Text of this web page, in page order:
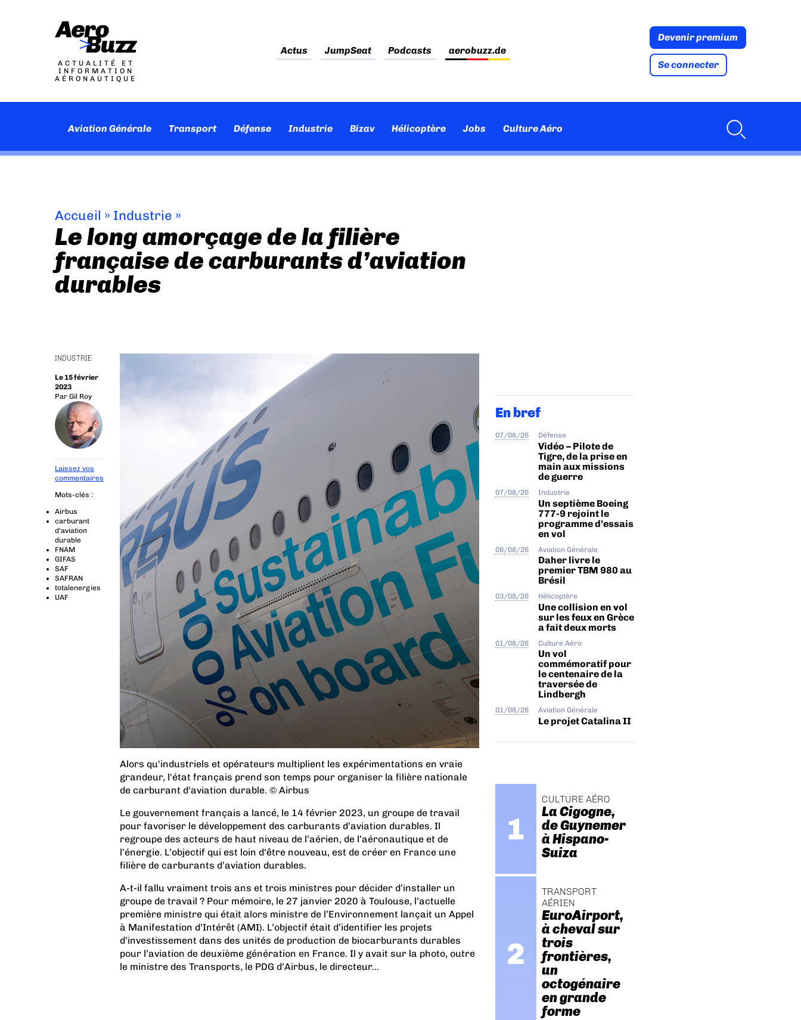
ACTUALITÉ ET
INFORMATION
AÉRONAUTIQUE
Actus JumpSeat Podcasts aerobuzz.de
Devenir premium
Se connecter
Aviation Générale Transport Défense Industrie Bizav Hélicoptère Jobs Culture Aéro
Accueil » Industrie »
Le long amorçage de la filière
française de carburants d’aviation
durables
INDUSTRIE
Le 15 février
2023
Par Gil Roy
Laissez vos
commentaires
Mots-clés :
Airbus
carburant
d'aviation
durable
FNAM
GIFAS
SAF
SAFRAN
totalenergies
UAF
Alors qu'industriels et opérateurs multiplient les expérimentations en vraie
grandeur, l'état français prend son temps pour organiser la filière nationale
de carburant d'aviation durable. © Airbus
Le gouvernement français a lancé, le 14 février 2023, un groupe de travail
pour favoriser le développement des carburants d’aviation durables. Il
regroupe des acteurs de haut niveau de l’aérien, de l’aéronautique et de
l’énergie. L’objectif qui est loin d'être nouveau, est de créer en France une
filière de carburants d’aviation durables.
A-t-il fallu vraiment trois ans et trois ministres pour décider d’installer un
groupe de travail ? Pour mémoire, le 27 janvier 2020 à Toulouse, l’actuelle
première ministre qui était alors ministre de l’Environnement lançait un Appel
à Manifestation d’Intérêt (AMI). L’objectif était d’identifier les projets
d’investissement dans des unités de production de biocarburants durables
pour l’aviation de deuxième génération en France. Il y avait sur la photo, outre
le ministre des Transports, le PDG d’Airbus, le directeur...
En bref
07/08/26 Défense
Vidéo – Pilote de
Tigre, de la prise en
main aux missions
de guerre
07/08/26 Industrie
Un septième Boeing
777-9 rejoint le
programme d’essais
en vol
06/08/26 Aviation Générale
Daher livre le
premier TBM 980 au
Brésil
03/08/26 Hélicoptère
Une collision en vol
sur les feux en Grèce
a fait deux morts
01/08/26 Culture Aéro
Un vol
commémoratif pour
le centenaire de la
traversée de
Lindbergh
01/08/26 Aviation Générale
Le projet Catalina II
CULTURE AÉRO
La Cigogne,
de Guynemer
à Hispano-
Suiza
TRANSPORT
AÉRIEN
EuroAirport,
à cheval sur
trois
frontières,
un
octogénaire
en grande
forme